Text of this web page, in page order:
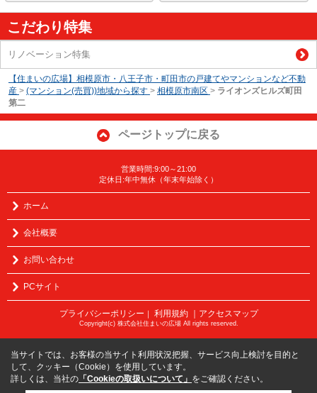
こだわり特集
リノベーション特集
【住まいの広場】相模原市・八王子市・町田市の戸建てやマンションなど不動
産 > (マンション(売買))地域から探す > 相模原市南区 > ライオンズヒルズ町田
第二
ページトップに戻る
営業時間:9:00～21:00
定休日:年中無休（年末年始除く）
ホーム
会社概要
お問い合わせ
PCサイト
プライバシーポリシー 利用規約 ｜アクセスマップ
Copyright(c) 株式会社住まいの広場 All rights reserved.
当サイトでは、お客様の当サイト利用状況把握、サービス向上検討を目的と
して、クッキー（Cookie）を使用しています。
詳しくは、当社の 「Cookieの取扱いについて」 をご確認ください。